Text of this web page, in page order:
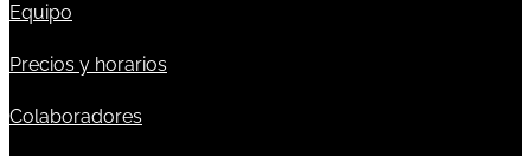
Equipo
Precios y horarios
Colaboradores